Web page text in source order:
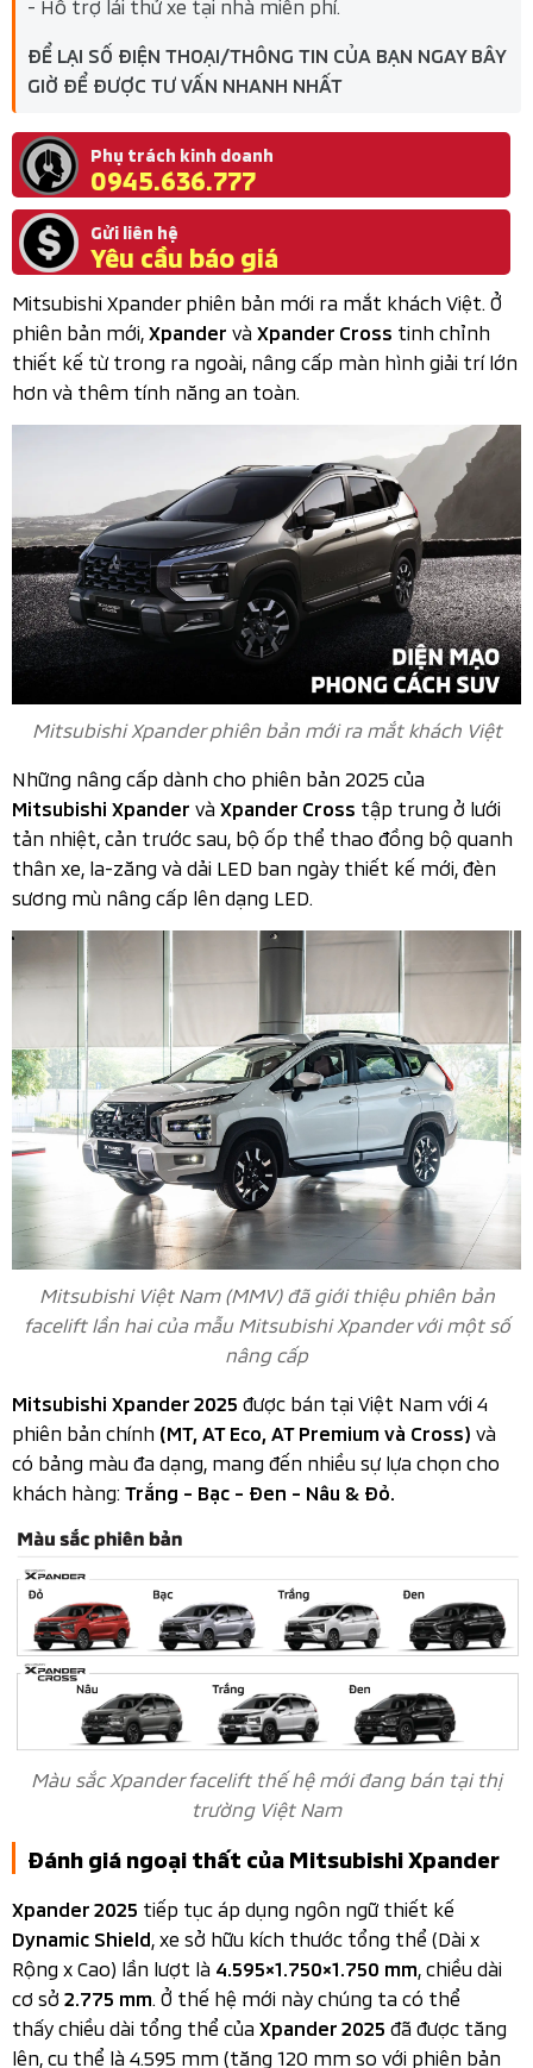
ĐỂ LẠI SỐ ĐIỆN THOẠI/THÔNG TIN CỦA BẠN NGAY BÂY
GIỜ ĐỂ ĐƯỢC TƯ VẤN NHANH NHẤT
Phụ trách kinh doanh
0945.636.777
Gửi liên hệ
Yêu cầu báo giá
Mitsubishi Xpander phiên bản mới ra mắt khách Việt. Ở
phiên bản mới, Xpander và Xpander Cross tinh chỉnh
thiết kế từ trong ra ngoài, nâng cấp màn hình giải trí lớn
hơn và thêm tính năng an toàn.
Mitsubishi Xpander phiên bản mới ra mắt khách Việt
Những nâng cấp dành cho phiên bản 2025 của
Mitsubishi Xpander và Xpander Cross tập trung ở lưới
tản nhiệt, cản trước sau, bộ ốp thể thao đồng bộ quanh
thân xe, la-zăng và dải LED ban ngày thiết kế mới, đèn
sương mù nâng cấp lên dạng LED.
Mitsubishi Việt Nam (MMV) đã giới thiệu phiên bản
facelift lần hai của mẫu Mitsubishi Xpander với một số
nâng cấp
Mitsubishi Xpander 2025 được bán tại Việt Nam với 4
phiên bản chính (MT, AT Eco, AT Premium và Cross) và
có bảng màu đa dạng, mang đến nhiều sự lựa chọn cho
khách hàng: Trắng - Bạc - Đen - Nâu & Đỏ.
Màu sắc Xpander facelift thế hệ mới đang bán tại thị
trường Việt Nam
Đánh giá ngoại thất của Mitsubishi Xpander
Xpander 2025 tiếp tục áp dụng ngôn ngữ thiết kế
Dynamic Shield , xe sở hữu kích thước tổng thể (Dài x
Rộng x Cao) lần lượt là 4.595×1.750×1.750 mm , chiều dài
cơ sở 2.775 mm . Ở thế hệ mới này chúng ta có thể
thấy chiều dài tổng thể của Xpander 2025 đã được tăng
lên, cụ thể là 4.595 mm (tăng 120 mm so với phiên bản